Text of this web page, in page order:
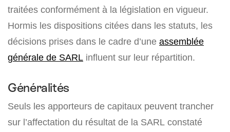
traitées conformément à la législation en vigueur.
Hormis les dispositions citées dans les statuts, les
décisions prises dans le cadre d’une assemblée
générale de SARL influent sur leur répartition.
Généralités
Seuls les apporteurs de capitaux peuvent trancher
sur l’affectation du résultat de la SARL constaté